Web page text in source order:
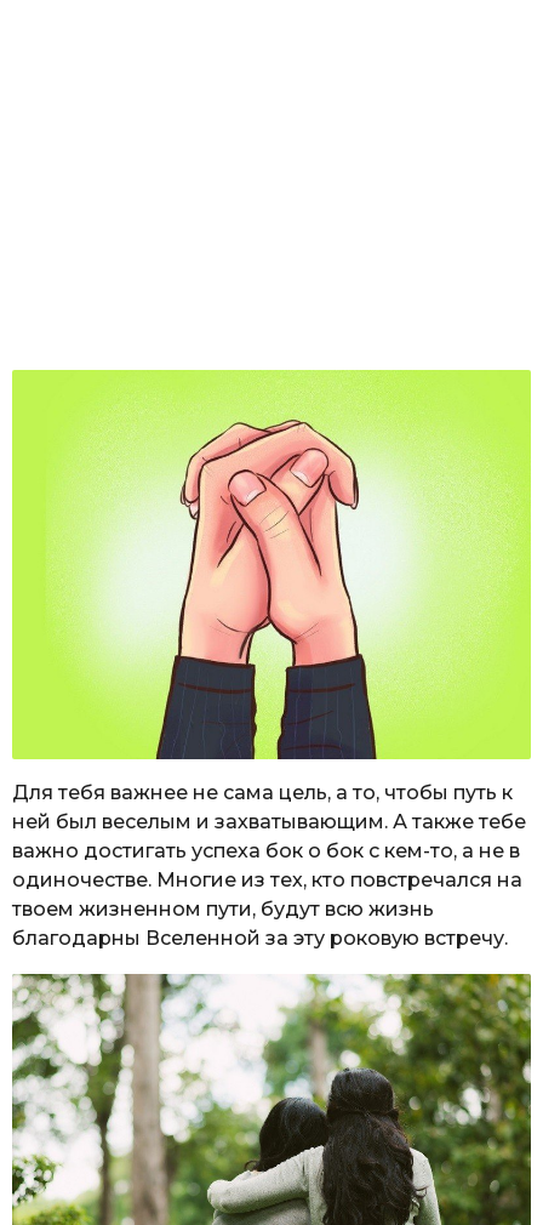
Для тебя важнее не сама цель, а то, чтобы путь к
ней был веселым и захватывающим. А также тебе
важно достигать успеха бок о бок с кем-то, а не в
одиночестве. Многие из тех, кто повстречался на
твоем жизненном пути, будут всю жизнь
благодарны Вселенной за эту роковую встречу.